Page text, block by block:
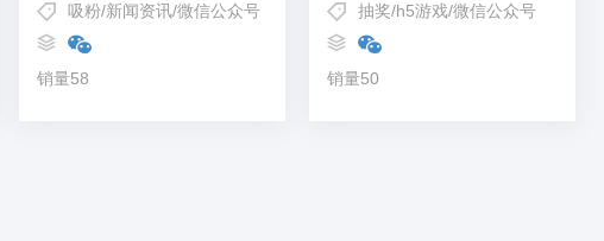
吸粉/新闻资讯/微信公众号
销量58
抽奖/h5游戏/微信公众号
销量50